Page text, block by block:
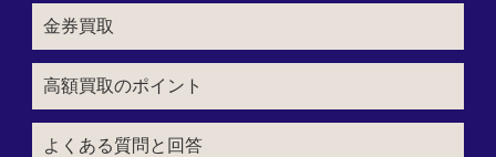
金券買取
高額買取のポイント
よくある質問と回答